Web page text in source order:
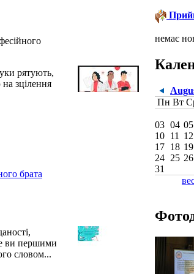
рятують,
зцілення
брата
ви першими
словом...
немає
Пн Вт
03 04 05
10 11 12
17 18 19
24 25 26
31